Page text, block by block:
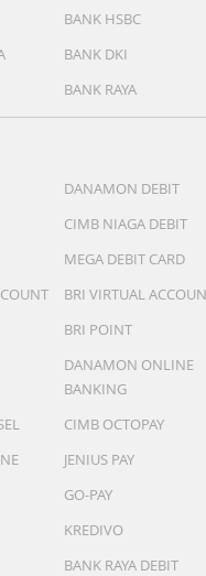
BANK HSBC
BANK DKI
BANK RAYA
DANAMON DEBIT
CIMB NIAGA DEBIT
MEGA DEBIT CARD
BRI VIRTUAL
BRI POINT
DANAMON ONLINE
BANKING
CIMB OCTOPAY
JENIUS PAY
GO-PAY
KREDIVO
BANK RAYA DEBIT